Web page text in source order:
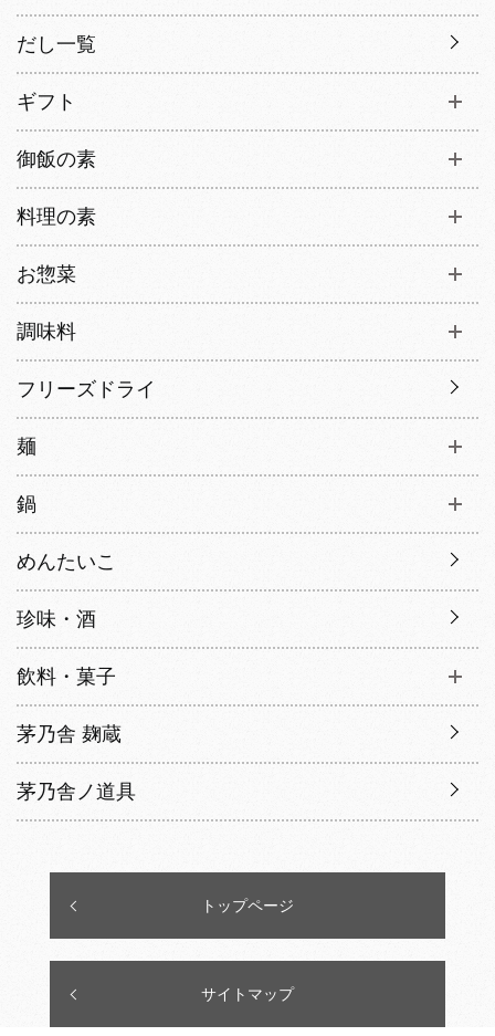
だし一覧
ギフト
御飯の素
料理の素
お惣菜
調味料
フリーズドライ
麺
鍋
めんたいこ
珍味・酒
飲料・菓子
茅乃舎 麹蔵
茅乃舎ノ道具
トップページ
サイトマップ